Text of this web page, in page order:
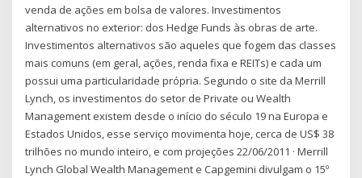
venda de ações em bolsa de valores. Investimentos
alternativos no exterior: dos Hedge Funds às obras de arte.
Investimentos alternativos são aqueles que fogem das classes
mais comuns (em geral, ações, renda fixa e REITs) e cada um
possui uma particularidade própria. Segundo o site da Merrill
Lynch, os investimentos do setor de Private ou Wealth
Management existem desde o início do século 19 na Europa e
Estados Unidos, esse serviço movimenta hoje, cerca de US$ 38
trilhões no mundo inteiro, e com projeções 22/06/2011 · Merrill
Lynch Global Wealth Management e Capgemini divulgam o 15º